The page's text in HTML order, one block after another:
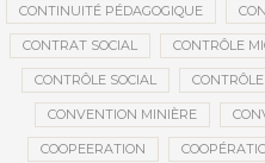
CONTINUITÉ PÉDAGOGIQUE
CONTRAT SOCIAL CONTRÔLE
CONTRÔLE SOCIAL
CONVENTION MINIÈRE
COOPEERATION